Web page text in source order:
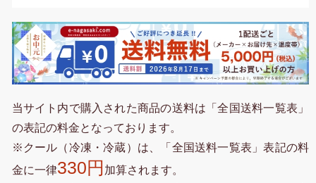
当サイト内で購入された商品の送料は「全国送料一覧表」
の表記の料金となっております。
※クール（冷凍・冷蔵）は、「全国送料一覧表」表記の料
金に一律330円 加算されます。